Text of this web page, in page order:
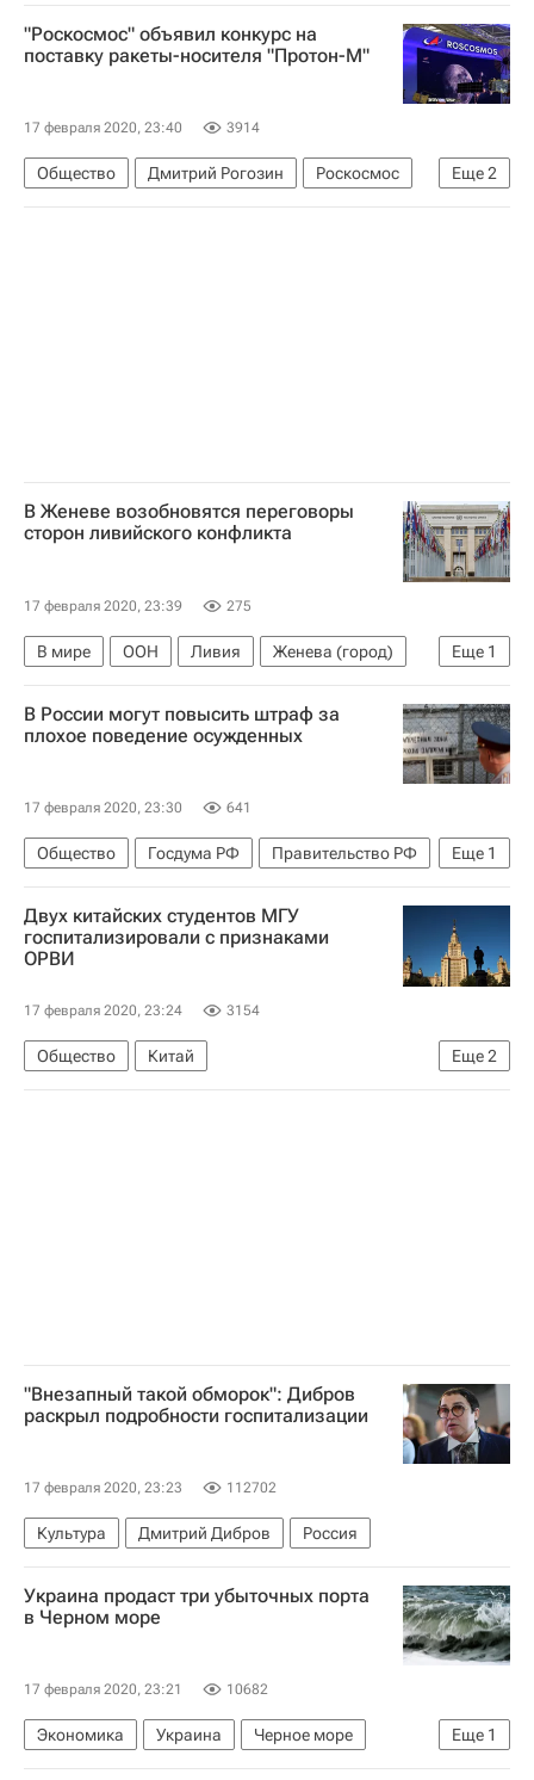
"Роскосмос" объявил конкурс на
поставку ракеты-носителя "Протон-М"
17 февраля 2020, 23:40 3914
Еще2
Общество Дмитрий Рогозин
Роскосмос
Протон-М
Хочу стать космонавтом
В Женеве возобновятся переговоры
сторон ливийского конфликта
17 февраля 2020, 23:39 275
Еще 1
В мире ООН Ливия
Женева (город)
Обострение конфликта в Ливии
В России могут повысить штраф за
плохое поведение осужденных
17 февраля 2020, 23:30 641
Еще 1
Общество Госдума РФ
Правительство РФ
Россия
Двух китайских студентов МГУ
госпитализировали с признаками
ОРВИ
17 февраля 2020, 23:24 3154
Еще2
Общество
Китай
МГУ имени М. В. Ломоносова
Россия
"Внезапный такой обморок": Дибров
раскрыл подробности госпитализации
17 февраля 2020, 23:23 112702
Культура Дмитрий Дибров Россия
Украина продаст три убыточных порта
в Черном море
17 февраля 2020, 23:21 10682
Еще 1
Экономика Украина
Черное море
Ситуация на Украине